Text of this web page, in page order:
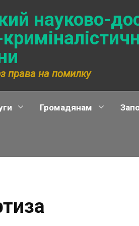
науково-
права на помилку
Громадянам